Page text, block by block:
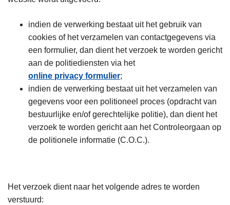
indien de verwerking bestaat uit het gebruik van
cookies of het verzamelen van contactgegevens via
een formulier, dan dient het verzoek te worden gericht
aan de politiediensten via het
online privacy formulier;
indien de verwerking bestaat uit het verzamelen van
gegevens voor een politioneel proces (opdracht van
bestuurlijke en/of gerechtelijke politie), dan dient het
verzoek te worden gericht aan het Controleorgaan op
de politionele informatie (C.O.C.).
Het verzoek dient naar het volgende adres te worden
verstuurd: